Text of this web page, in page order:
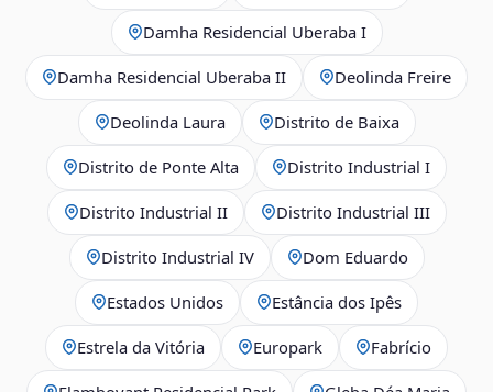
Damha Residencial Uberaba I
Damha Residencial Uberaba II Deolinda Freire
Deolinda Laura Distrito de Baixa
Distrito de Ponte Alta Distrito Industrial I
Distrito Industrial II Distrito Industrial III
Distrito Industrial IV Dom Eduardo
Estados Unidos Estância dos Ipês
Estrela da Vitória Europark Fabrício